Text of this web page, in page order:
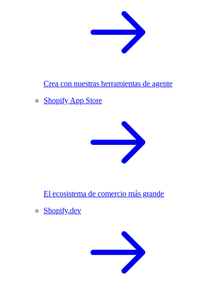
Crea con nuestras herramientas de agente
Shopify App Store
El ecosistema de comercio más grande
Shopify.dev